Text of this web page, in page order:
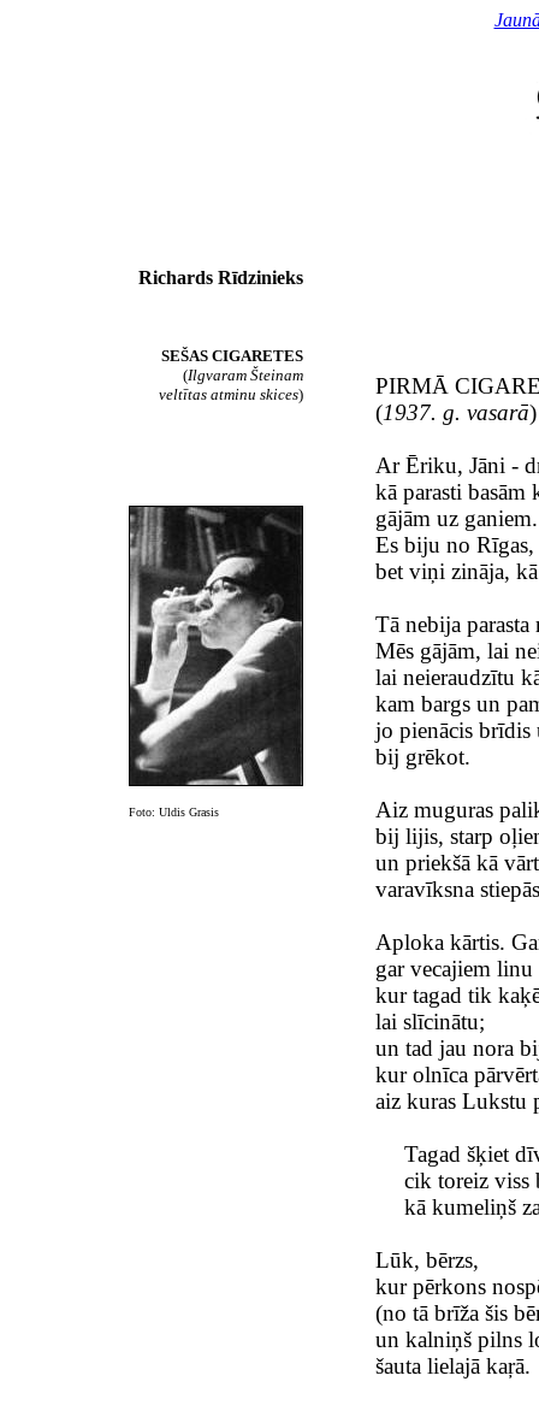
Richards Rīdzinieks
SEŠAS CIGARETES
(Ilgvaram Šteinam
veltītas atminu skices)
Foto: Uldis Grasis
PIRMĀ
(1937. g. vasarā)
Ar Ēriku, Jāni -
kā parasti basām
gājām uz ganiem.
Es biju no Rīgas,
bet viņi zināja,
Tā nebija parasta
Mēs gājām, lai
lai neieraudzītu
kam bargs un
jo pienācis brīdis
bij grēkot.
Aiz muguras
bij lijis, starp
un priekšā kā
varavīksna
Aploka kārtis.
gar vecajiem
kur tagad tik
lai slīcinātu;
un tad jau nora
kur olnīca
aiz kuras Lukstu
Tagad šķiet
cik toreiz viss
kā kumeliņš
Lūk, bērzs,
kur pērkons
(no tā brīža šis
un kalniņš pilns
šauta lielajā kaŗā.